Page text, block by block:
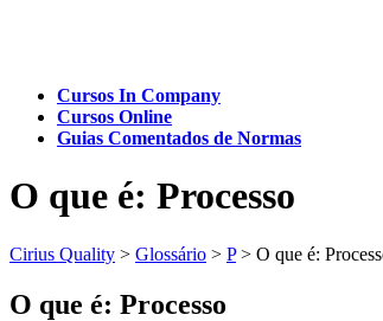
Cursos In Company
Cursos Online
Guias Comentados de Normas
O que é: Processo
Cirius Quality > Glossário > P> O que é:
O que é: Processo